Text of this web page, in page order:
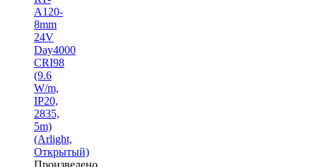
A120-
8mm
24V
Day4000
CRI98
(9.6
W/m,
IP20,
2835,
5m)
(Arlight,
Открытый)
Произведено